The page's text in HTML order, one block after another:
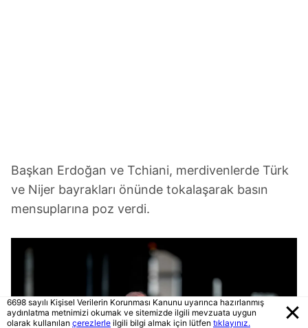
Başkan Erdoğan ve Tchiani, merdivenlerde Türk
ve Nijer bayrakları önünde tokalaşarak basın
mensuplarına poz verdi.
6698 sayılı Kişisel Verilerin Korunması Kanunu uyarınca hazırlanmış
aydınlatma metnimizi okumak ve sitemizde ilgili mevzuata uygun
olarak kullanılan çerezlerle ilgili bilgi almak için lütfen tıklayınız.